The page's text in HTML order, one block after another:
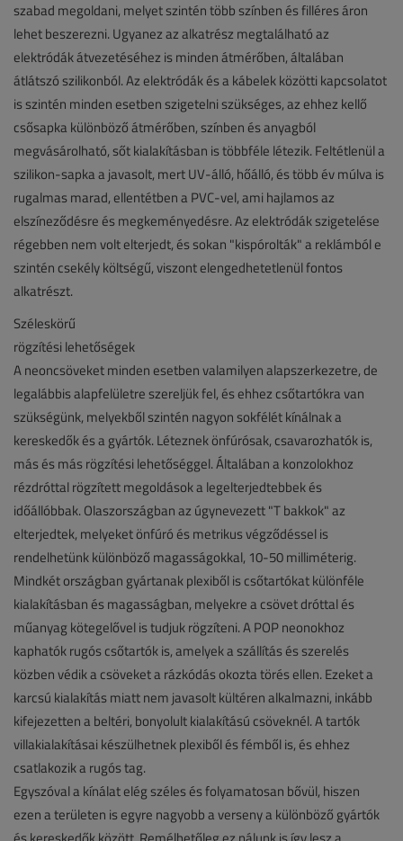
szabad megoldani, melyet szintén több színben és filléres áron
lehet beszerezni. Ugyanez az alkatrész megtalálható az
elektródák átvezetéséhez is minden átmérőben, általában
átlátszó szilikonból. Az elektródák és a kábelek közötti kapcsolatot
is szintén minden esetben szigetelni szükséges, az ehhez kellő
csősapka különböző átmérőben, színben és anyagból
megvásárolható, sőt kialakításban is többféle létezik. Feltétlenül a
szilikon-sapka a javasolt, mert UV-álló, hőálló, és több év múlva is
rugalmas marad, ellentétben a PVC-vel, ami hajlamos az
elszíneződésre és megkeményedésre. Az elektródák szigetelése
régebben nem volt elterjedt, és sokan "kispórolták" a reklámból e
szintén csekély költségű, viszont elengedhetetlenül fontos
alkatrészt.
Széleskörű
rögzítési lehetőségek
A neoncsöveket minden esetben valamilyen alapszerkezetre, de
legalábbis alapfelületre szereljük fel, és ehhez csőtartókra van
szükségünk, melyekből szintén nagyon sokfélét kínálnak a
kereskedők és a gyártók. Léteznek önfúrósak, csavarozhatók is,
más és más rögzítési lehetőséggel. Általában a konzolokhoz
rézdróttal rögzített megoldások a legelterjedtebbek és
időállóbbak. Olaszországban az úgynevezett "T bakkok" az
elterjedtek, melyeket önfúró és metrikus végződéssel is
rendelhetünk különböző magasságokkal, 10-50 milliméterig.
Mindkét országban gyártanak plexiből is csőtartókat különféle
kialakításban és magasságban, melyekre a csövet dróttal és
műanyag kötegelővel is tudjuk rögzíteni. A POP neonokhoz
kaphatók rugós csőtartók is, amelyek a szállítás és szerelés
közben védik a csöveket a rázkódás okozta törés ellen. Ezeket a
karcsú kialakítás miatt nem javasolt kültéren alkalmazni, inkább
kifejezetten a beltéri, bonyolult kialakítású csöveknél. A tartók
villakialakításai készülhetnek plexiből és fémből is, és ehhez
csatlakozik a rugós tag.
Egyszóval a kínálat elég széles és folyamatosan bővül, hiszen
ezen a területen is egyre nagyobb a verseny a különböző gyártók